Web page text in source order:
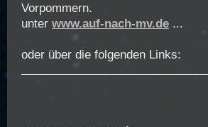
Vorpommern.
unter www.auf-nach-mv.de ...
oder über die folgenden Links: